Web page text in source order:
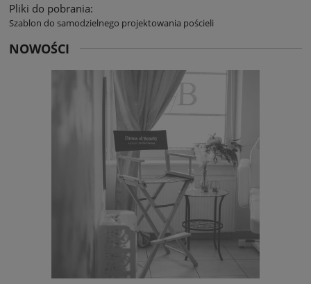
Pliki do pobrania:
Szablon do samodzielnego projektowania pościeli
NOWOŚCI